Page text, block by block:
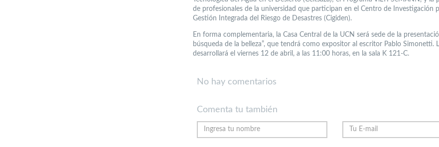
de profesionales de la universidad que participan en el Centro de Investigación
Gestión Integrada del Riesgo de Desastres (Cigiden).
En forma complementaria, la Casa Central de la UCN será sede de la
búsqueda de la belleza”, que tendrá como expositor al escritor Pablo Simonetti.
desarrollará el viernes 12 de abril, a las 11:00 horas, en la sala K 121-C.
No hay comentarios
Comenta tu también